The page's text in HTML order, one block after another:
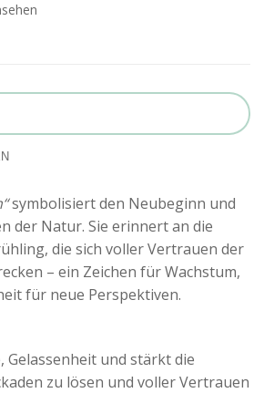
symbolisiert den Neubeginn und
der Natur. Sie erinnert an die
die sich voller Vertrauen der
– ein Zeichen für Wachstum,
für neue Perspektiven.
Gelassenheit und stärkt die
zu lösen und voller Vertrauen